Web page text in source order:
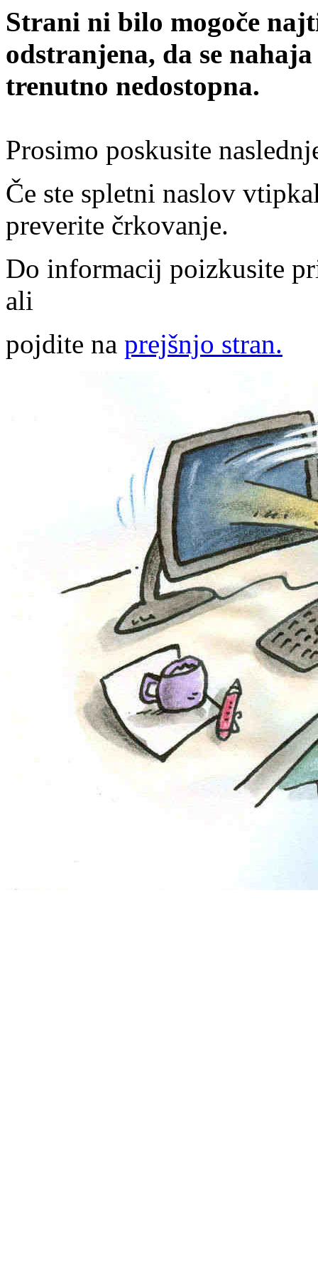
Strani ni bilo mogoče
odstranjena, da se
trenutno nedostopna.
Prosimo poskusite
Če ste spletni naslov
preverite črkovanje.
Do informacij poizkusite
ali
pojdite na prejšnjo stran.